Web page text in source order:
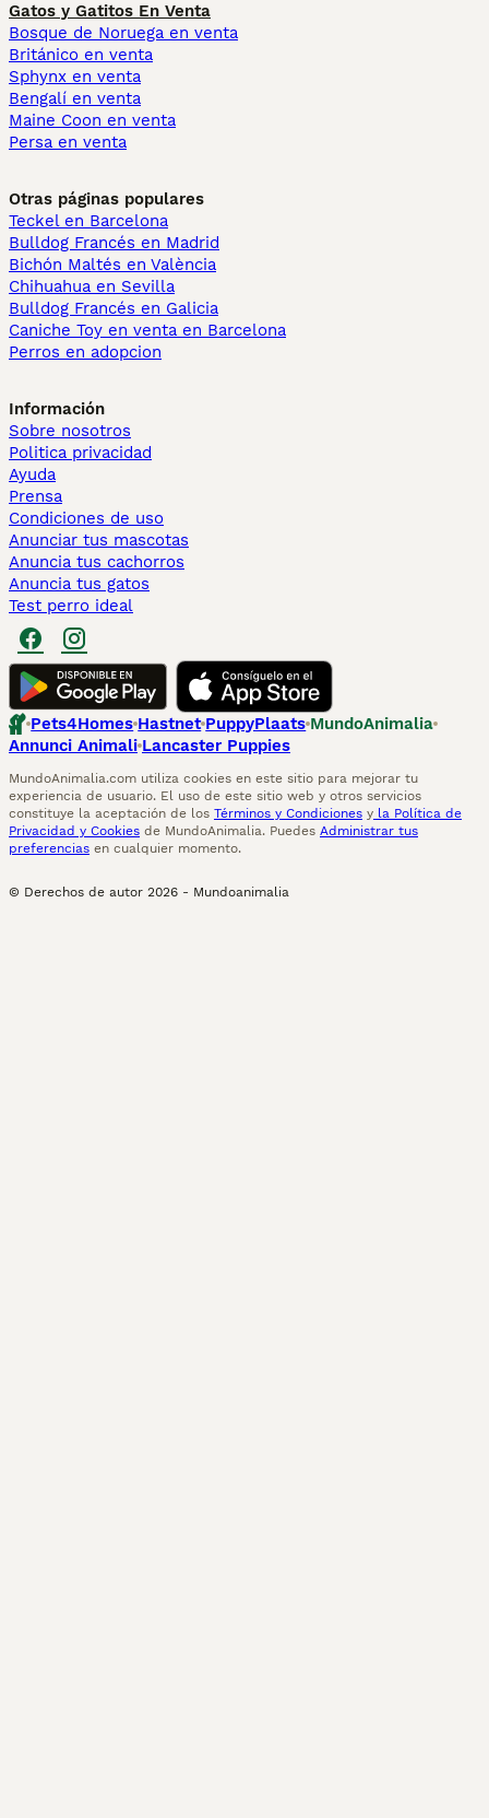
Gatos y Gatitos En Venta
Bosque de Noruega en venta
Británico en venta
Sphynx en venta
Bengalí en venta
Maine Coon en venta
Persa en venta
Otras páginas populares
Teckel en Barcelona
Bulldog Francés en Madrid
Bichón Maltés en València
Chihuahua en Sevilla
Bulldog Francés en Galicia
Caniche Toy en venta en Barcelona
Perros en adopcion
Información
Sobre nosotros
Politica privacidad
Ayuda
Prensa
Condiciones de uso
Anunciar tus mascotas
Anuncia tus cachorros
Anuncia tus gatos
Test perro ideal
Pets4Homes Hastnet PuppyPlaats MundoAnimalia
Annunci Animali Lancaster Puppies
MundoAnimalia.com utiliza cookies en este sitio para mejorar tu
experiencia de usuario. El uso de este sitio web y otros servicios
constituye la aceptación de los Términos y Condiciones y la Política de
Privacidad y Cookies de MundoAnimalia. Puedes Administrar tus
preferencias en cualquier momento.
© Derechos de autor 2026 - Mundoanimalia